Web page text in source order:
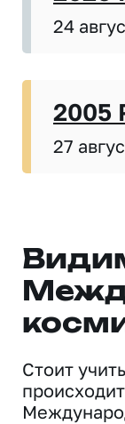
24
2005
27
Стоит